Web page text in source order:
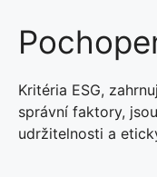
Kritéria ESG,
správní faktory,
udržitelnosti a